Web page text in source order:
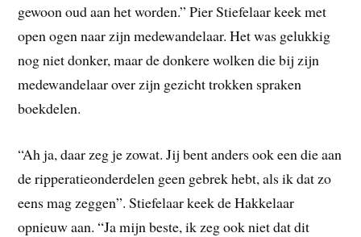
gewoon oud aan het worden.” Pier Stiefelaar keek met
open ogen naar zijn medewandelaar. Het was gelukkig
nog niet donker, maar de donkere wolken die bij zijn
medewandelaar over zijn gezicht trokken spraken
boekdelen.
“Ah ja, daar zeg je zowat. Jij bent anders ook een die aan
de ripperatieonderdelen geen gebrek hebt, als ik dat zo
eens mag zeggen”. Stiefelaar keek de Hakkelaar
opnieuw aan. “Ja mijn beste, ik zeg ook niet dat dit